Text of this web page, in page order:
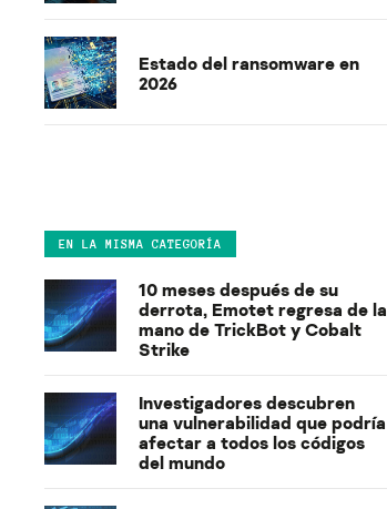
Estado del ransomware en
2026
EN LA MISMA CATEGORÍA
10 meses después de su
derrota, Emotet regresa de la
mano de TrickBot y Cobalt
Strike
Investigadores descubren
una vulnerabilidad que podría
afectar a todos los códigos
del mundo